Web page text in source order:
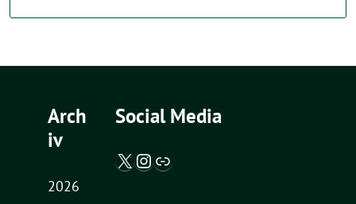
Arch
iv
2026
Social Media
X / Twitter
Instagram
Abgeordnetenwatch